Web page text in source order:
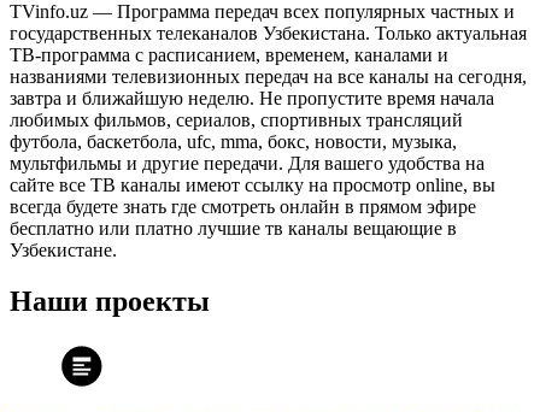
TVinfo.uz — Программа передач всех популярных частных и
государственных телеканалов Узбекистана. Только актуальная
ТВ-программа с расписанием, временем, каналами и
названиями телевизионных передач на все каналы на сегодня,
завтра и ближайшую неделю. Не пропустите время начала
любимых фильмов, сериалов, спортивных трансляций
футбола, баскетбола, ufc, mma, бокс, новости, музыка,
мультфильмы и другие передачи. Для вашего удобства на
сайте все ТВ каналы имеют ссылку на просмотр online, вы
всегда будете знать где смотреть онлайн в прямом эфире
бесплатно или платно лучшие тв каналы вещающие в
Узбекистане.
Наши проекты